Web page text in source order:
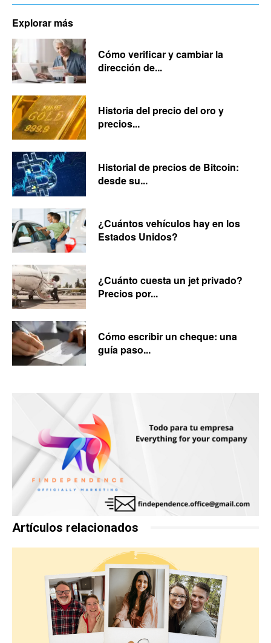
Explorar más
Cómo verificar y cambiar la
dirección de...
Historia del precio del oro y
precios...
Historial de precios de Bitcoin:
desde su...
¿Cuántos vehículos hay en los
Estados Unidos?
¿Cuánto cuesta un jet privado?
Precios por...
Cómo escribir un cheque: una
guía paso...
Artículos relacionados